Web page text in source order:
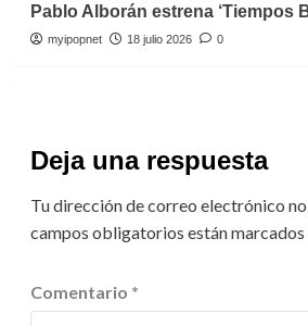
Pablo Alborán estrena ‘Tiempos
myipopnet 18 julio 2026 0
Deja una respuesta
Tu dirección de correo electrónico
campos obligatorios están marcados
Comentario *